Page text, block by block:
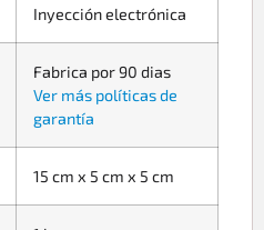
Inyección electrónica
Fabrica por 90 dias
Ver más políticas de
garantía
15 cm x 5 cm x 5 cm